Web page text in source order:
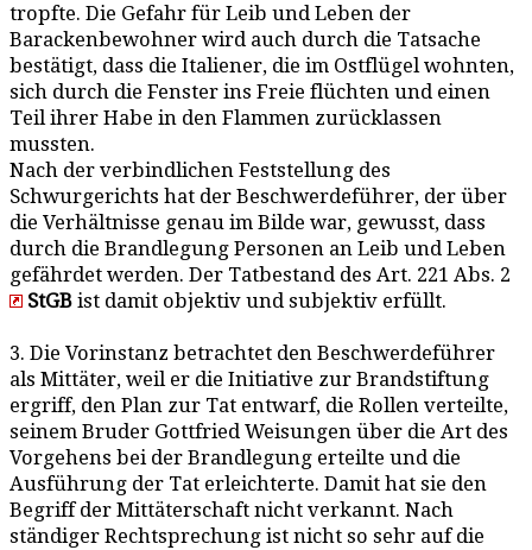
tropfte. Die Gefahr für Leib und Leben der
Barackenbewohner wird auch durch die Tatsache
bestätigt, dass die Italiener, die im Ostflügel wohnten,
sich durch die Fenster ins Freie flüchten und einen
Teil ihrer Habe in den Flammen zurücklassen
mussten.
Nach der verbindlichen Feststellung des
Schwurgerichts hat der Beschwerdeführer, der über
die Verhältnisse genau im Bilde war, gewusst, dass
durch die Brandlegung Personen an Leib und Leben
gefährdet werden. Der Tatbestand des Art. 221 Abs. 2
StGB ist damit objektiv und subjektiv erfüllt.
3. Die Vorinstanz betrachtet den Beschwerdeführer
als Mittäter, weil er die Initiative zur Brandstiftung
ergriff, den Plan zur Tat entwarf, die Rollen verteilte,
seinem Bruder Gottfried Weisungen über die Art des
Vorgehens bei der Brandlegung erteilte und die
Ausführung der Tat erleichterte. Damit hat sie den
Begriff der Mittäterschaft nicht verkannt. Nach
ständiger Rechtsprechung ist nicht so sehr auf die